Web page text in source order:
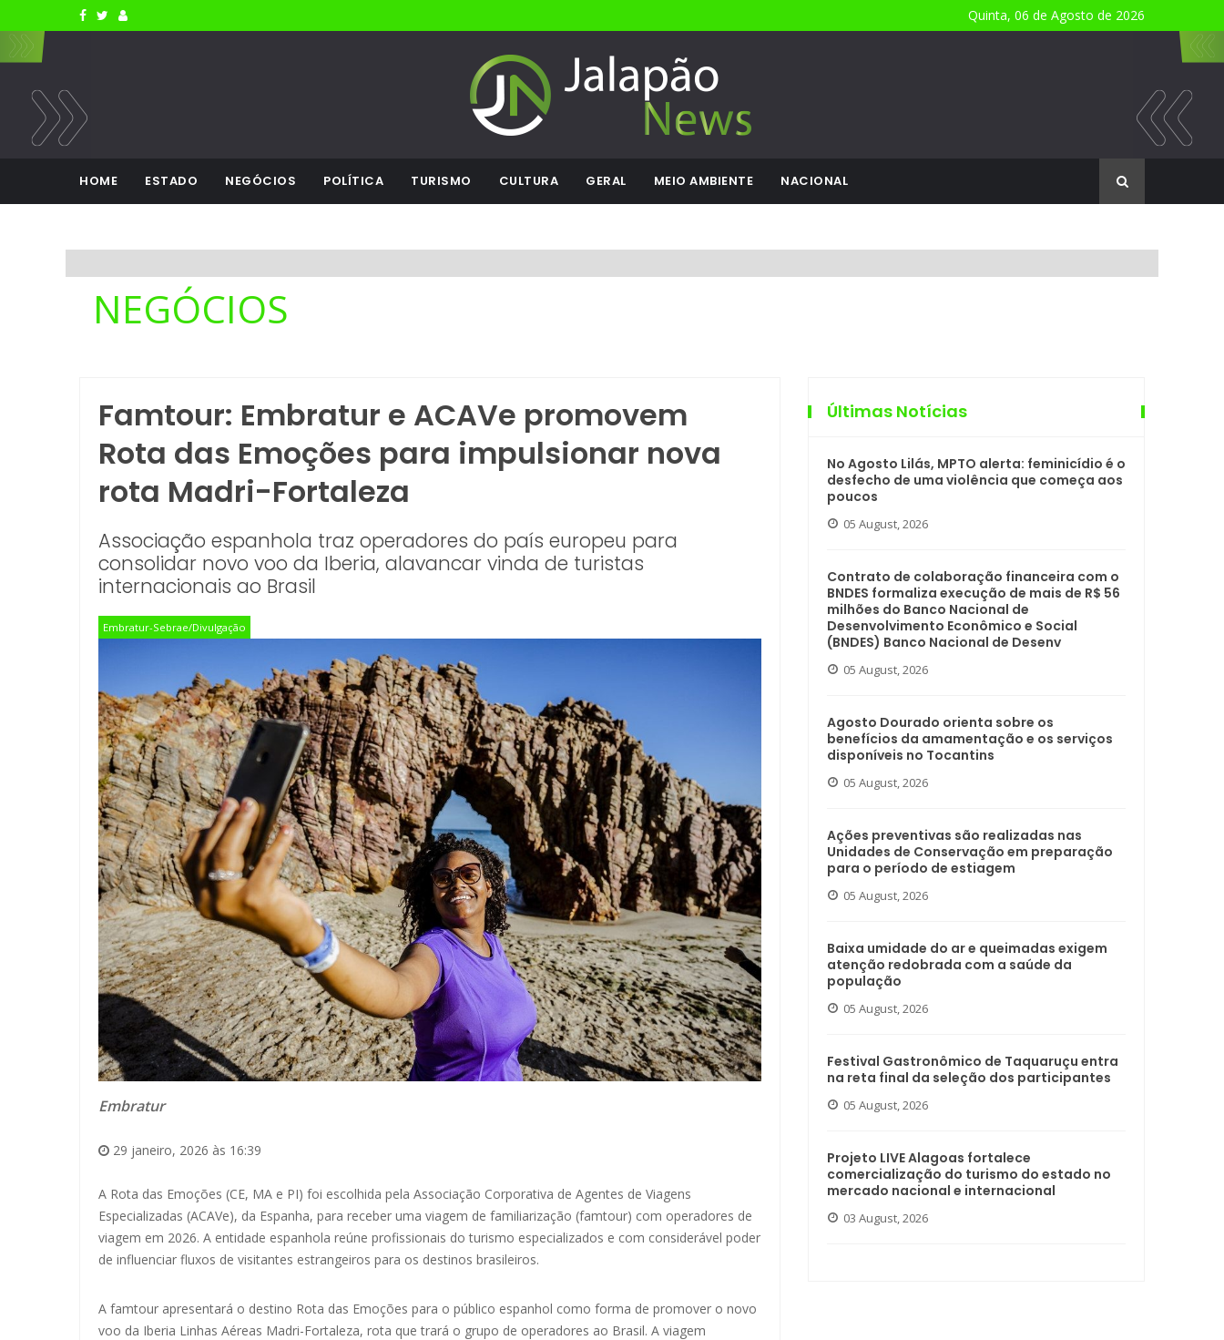
Quinta, 06 de Agosto de 2026
HOME ESTADO NEGÓCIOS POLÍTICA TURISMO CULTURA GERAL MEIO AMBIENTE NACIONAL
NEGÓCIOS
Famtour: Embratur e ACAVe promovem
Rota das Emoções para impulsionar nova
rota Madri-Fortaleza
Associação espanhola traz operadores do país europeu para
consolidar novo voo da Iberia, alavancar vinda de turistas
internacionais ao Brasil
Embratur-Sebrae/Divulgação
Embratur
29 janeiro, 2026 às 16:39
A Rota das Emoções (CE, MA e PI) foi escolhida pela Associação Corporativa de Agentes de Viagens
Especializadas (ACAVe), da Espanha, para receber uma viagem de familiarização (famtour) com operadores de
viagem em 2026. A entidade espanhola reúne profissionais do turismo especializados e com considerável poder
de influenciar fluxos de visitantes estrangeiros para os destinos brasileiros.
A famtour apresentará o destino Rota das Emoções para o público espanhol como forma de promover o novo
voo da Iberia Linhas Aéreas Madri-Fortaleza, rota que trará o grupo de operadores ao Brasil. A viagem
Últimas Notícias
No Agosto Lilás, MPTO alerta: feminicídio é o
desfecho de uma violência que começa aos
poucos
05 August, 2026
Contrato de colaboração financeira com o
BNDES formaliza execução de mais de R$ 56
milhões do Banco Nacional de
Desenvolvimento Econômico e Social
(BNDES) Banco Nacional de Desenv
05 August, 2026
Agosto Dourado orienta sobre os
benefícios da amamentação e os serviços
disponíveis no Tocantins
05 August, 2026
Ações preventivas são realizadas nas
Unidades de Conservação em preparação
para o período de estiagem
05 August, 2026
Baixa umidade do ar e queimadas exigem
atenção redobrada com a saúde da
população
05 August, 2026
Festival Gastronômico de Taquaruçu entra
na reta final da seleção dos participantes
05 August, 2026
Projeto LIVE Alagoas fortalece
comercialização do turismo do estado no
mercado nacional e internacional
03 August, 2026